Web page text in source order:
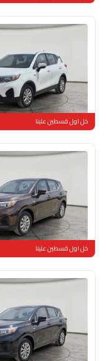
مستعملة 118,381 كم
خل اول قسطين علينا
مستعملة 87,240 كم
خل اول قسطين علينا
مستعملة 79,087 كم